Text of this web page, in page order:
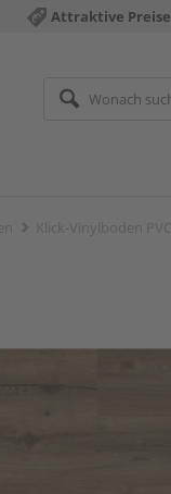
Attraktive Preise